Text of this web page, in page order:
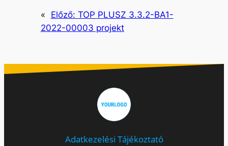
« Előző: TOP PLUSZ 3.3.2-BA1-
2022-00003 projekt
Adatkezelési Tájékoztató